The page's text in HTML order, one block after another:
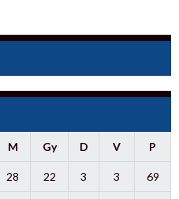
M Gy D V P
28 22 3 3 69